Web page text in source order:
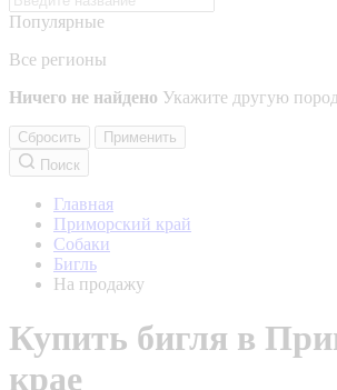
Популярные
Все регионы
Ничего не найдено Укажите другую
Сбросить
Применить
Поиск
Главная
Приморский край
Собаки
Бигль
На продажу
Купить бигля в
крае